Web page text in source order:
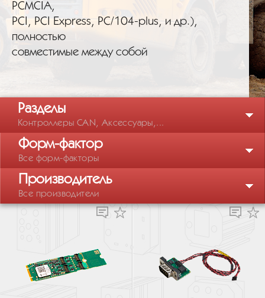
PCMCIA,
PCI, PCI Express, PC/104-plus, и др.),
полностью
совместимые между собой
Разделы
Контроллеры CAN, Аксессуары,...
Форм-фактор
Все форм-факторы
Производитель
Все производители